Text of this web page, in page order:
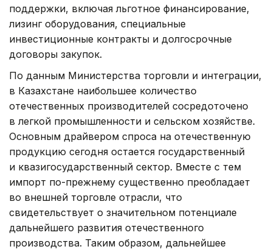
поддержки, включая льготное финансирование,
лизинг оборудования, специальные
инвестиционные контракты и долгосрочные
договоры закупок.
По данным Министерства торговли и интеграции,
в Казахстане наибольшее количество
отечественных производителей сосредоточено
в легкой промышленности и сельском хозяйстве.
Основным драйвером спроса на отечественную
продукцию сегодня остается государственный
и квазигосударственный сектор. Вместе с тем
импорт по-прежнему существенно преобладает
во внешней торговле отрасли, что
свидетельствует о значительном потенциале
дальнейшего развития отечественного
производства. Таким образом, дальнейшее